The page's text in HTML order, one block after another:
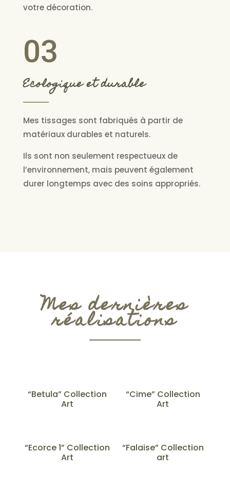
votre décoration.
03
Ecologique et durable
Mes tissages sont fabriqués à partir de
matériaux durables et naturels.
Ils sont non seulement respectueux de
l’environnement, mais peuvent également
durer longtemps avec des soins appropriés.
Mes dernières
réalisations
“Betula” Collection
Art
“Cime” Collection
Art
“Ecorce 1” Collection
Art
“Falaise” Collection
art